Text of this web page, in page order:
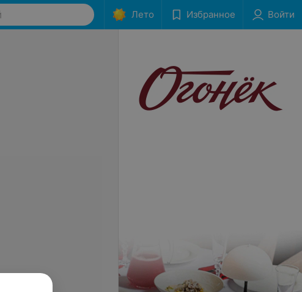
Лето Избранное Войти